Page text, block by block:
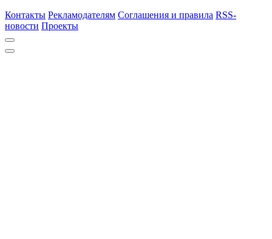
Контакты Рекламодателям Соглашения и правила RSS-
новости Проекты